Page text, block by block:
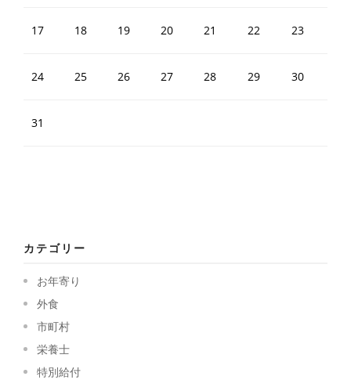
17 18 19 20 21 22 23
24 25 26 27 28 29 30
31
カテゴリー
お年寄り
外食
市町村
栄養士
特別給付